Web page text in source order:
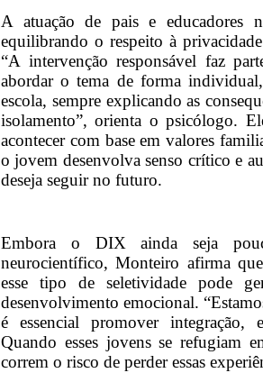
A atuação de pais e educadores
equilibrando o respeito à
“A intervenção responsável faz
abordar o tema de forma
escola, sempre explicando as
isolamento”, orienta o psicólogo.
acontecer com base em valores
o jovem desenvolva senso crítico e
deseja seguir no futuro.
Embora o DIX ainda seja
neurocientífico, Monteiro afirma
esse tipo de seletividade pode
desenvolvimento emocional.
é essencial promover integração,
Quando esses jovens se refugiam
correm o risco de perder essas